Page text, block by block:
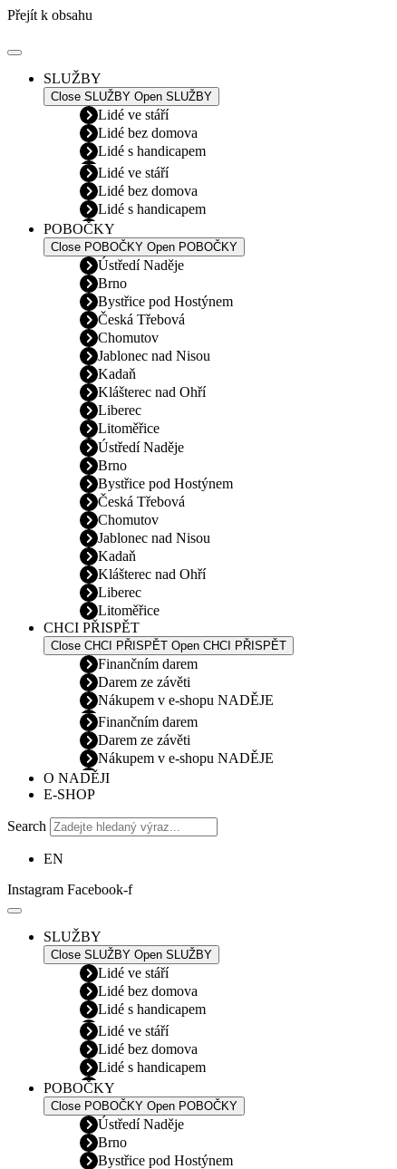
Přejít k obsahu
SLUŽBY
Close SLUŽBY Open SLUŽBY
Lidé ve stáří
Lidé bez domova
Lidé s handicapem
Lidé ve stáří
Lidé bez domova
Lidé s handicapem
POBOČKY
Close POBOČKY Open POBOČKY
Ústředí Naděje
Brno
Bystřice pod Hostýnem
Česká Třebová
Chomutov
Jablonec nad Nisou
Kadaň
Klášterec nad Ohří
Liberec
Litoměřice
Ústředí Naděje
Brno
Bystřice pod Hostýnem
Česká Třebová
Chomutov
Jablonec nad Nisou
Kadaň
Klášterec nad Ohří
Liberec
Litoměřice
CHCI PŘISPĚT
Close CHCI PŘISPĚT Open CHCI PŘISPĚT
Finančním darem
Darem ze závěti
Nákupem v e-shopu NADĚJE
Finančním darem
Darem ze závěti
Nákupem v e-shopu NADĚJE
O NADĚJI
E-SHOP
Search
EN
Instagram Facebook-f
SLUŽBY
Close SLUŽBY Open SLUŽBY
Lidé ve stáří
Lidé bez domova
Lidé s handicapem
Lidé ve stáří
Lidé bez domova
Lidé s handicapem
POBOČKY
Close POBOČKY Open POBOČKY
Ústředí Naděje
Brno
Bystřice pod Hostýnem